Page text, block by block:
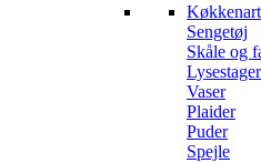
Sengetøj
Skåle og
Vaser
Plaider
Puder
Spejle